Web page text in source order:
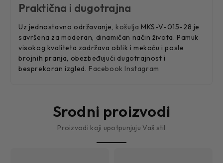
Praktična i dugotrajna
Uz jednostavno održavanje, košulja MKS-V-015-28 je
savršena za moderan, dinamičan način života. Pamuk
visokog kvaliteta zadržava oblik i mekoću i posle
brojnih pranja, obezbeđujući dugotrajnost i
besprekoran izgled. Facebook Instagram
Srodni proizvodi
Proizvodi koji upotpunjuju Vaš stil